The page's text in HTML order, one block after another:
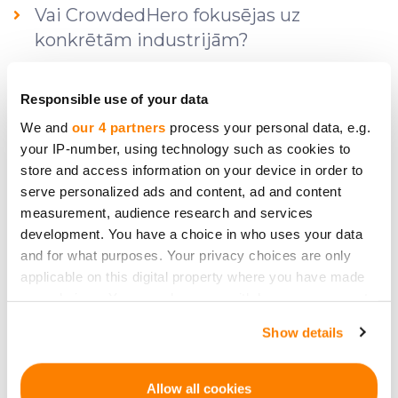
Responsible use of your data
We and our 4 partners process your personal data, e.g.
your IP-number, using technology such as cookies to
store and access information on your device in order to
serve personalized ads and content, ad and content
measurement, audience research and services
development. You have a choice in who uses your data
and for what purposes. Your privacy choices are only
applicable on this digital property where you have made
If you allow, we would also like to:
Show details
Allow all cookies
Vai CrowdedHero fokusējas uz
konkrētām industrijām?
Kādas komisijas maksas investoram ir
jāmaksā un kādos investīciju posmos?
Kas ir pārdomu periods?
Kā investēt CrowdedHero publicētajos
projektos?